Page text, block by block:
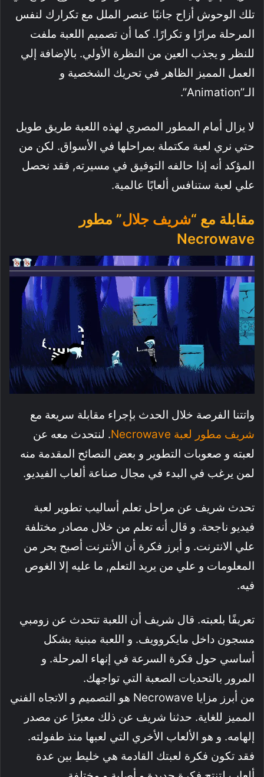
تلك الوحوش أزاح جانبًا عنصر الملل مع تكرارك لنفس
المرحلة مرارًا و تكرارًا. كما أن تصميم اللعبة ملفت
للنظر و يجذب العين من النظرة الأولي. بالإضافة إلي
العمل المميز الظاهر في تحريك الشخصية و
الـ”Animation”.
لا يزال أمام المطور المصري لهذه اللعبة طريق طويل
حتي نري لعبة مكتملة بمراحلها في الأسواق. لكن من
المؤكد أنه إذا حالفه التوفيق في مسيرته, فقد نحصل
علي لعبة ستنافس ألعابًا عالمية.
مقابلة مع “شريف جلال” مطور
Necrowave
واتتنا الفرصة خلال الحدث بإجراء مقابلة سريعة مع
شريف مطور لعبة Necrowave
. لنتحدث معه عن
لعبته و صعوبات التطوير و بعض النصائح المقدمة منه
لمن يرغب في البدء في مجال صناعة ألعاب الفيديو.
تحدث شريف عن مراحل تعلم أساليب تطوير لعبة
فيديو ناجحة. و قال أنه تعلم من خلال مصادر مختلفة
علي الانترنت. و أبرز فكرة أن الأنترنت أصبح بحر من
المعلومات و علي من يريد التعلم, ما عليه إلا الغوص
فيه.
تعريفًا بلعبته. قال شريف أن اللعبة تتحدث عن زومبي
مسجون داخل مايكروويف. و اللعبة مبنية بشكل
أساسي حول فكرة السرعة في إنهاء المرحلة. و
المرور بالتحديات الصعبة التي تواجهك.
من أبرز مزايا Necrowave هو التصميم و الاتجاه الفني
المميز للغاية. حدثنا شريف عن ذلك معبرًا عن مصدر
إلهامه. و هو الألعاب الأخري التي لعبها منذ طفولته.
فقد تكون فكرة لعبتك القادمة هي خليط بين عدة